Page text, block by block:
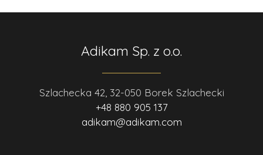
Adikam Sp. z o.o.
Szlachecka 42, 32-050 Borek Szlachecki
+48 880 905 137
adikam@adikam.com